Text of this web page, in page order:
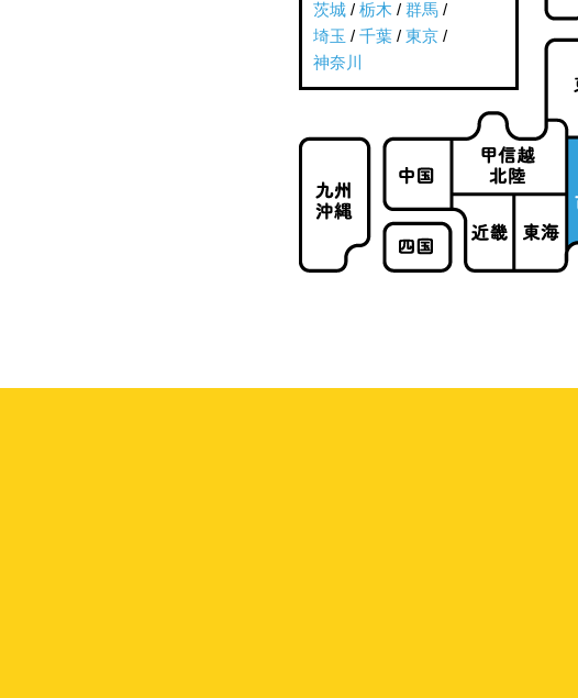
茨城 / 栃木 / 群馬 /
埼玉 / 千葉 / 東京 /
神奈川